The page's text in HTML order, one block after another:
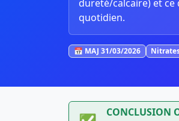
dureté/calcaire) et ce
quotidien.
📅 MAJ 31/03/2026
CONCLUSION